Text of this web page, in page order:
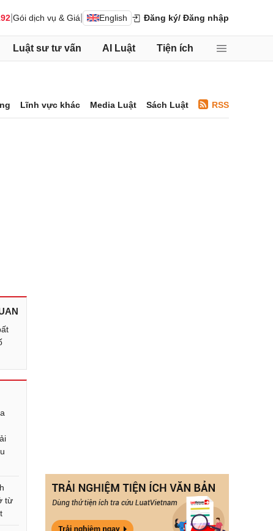
Gói dịch vụ & Giá English Đăng ký/ Đăng nhập
Luật sư tư vấn AI Luật Tiện ích
Lĩnh vực khác Media Luật Sách Luật RSS
từ